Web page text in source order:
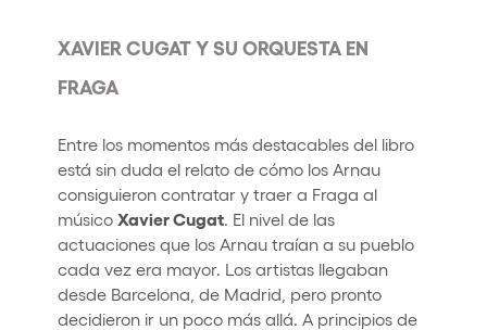
XAVIER CUGAT Y SU ORQUESTA EN
FRAGA
Entre los momentos más destacables del libro
está sin duda el relato de cómo los Arnau
consiguieron contratar y traer a Fraga al
músico Xavier Cugat. El nivel de las
actuaciones que los Arnau traían a su pueblo
cada vez era mayor. Los artistas llegaban
desde Barcelona, de Madrid, pero pronto
decidieron ir un poco más allá. A principios de